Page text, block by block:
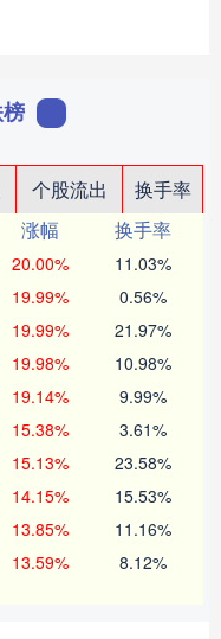
个股流出
换手率
涨幅
换手率
20.00% 11.03%
19.99% 0.56%
19.99% 21.97%
19.98% 10.98%
19.14% 9.99%
15.38% 3.61%
15.13% 23.58%
14.15% 15.53%
13.85% 11.16%
13.59% 8.12%